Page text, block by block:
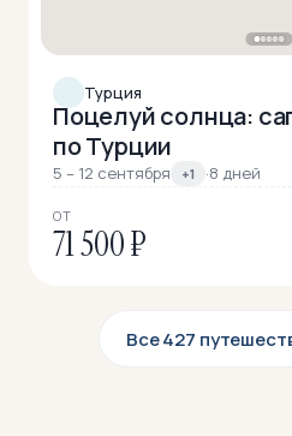
Турция
Поцелуй солнца:
по Турции
5 – 12 сентября +1 ·8 дней
ОТ
71 500 ₽
Все 427